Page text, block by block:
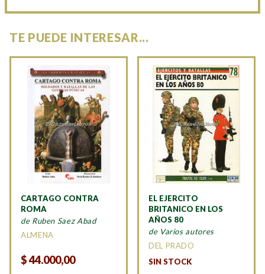
TE PUEDE INTERESAR...
CARTAGO CONTRA
ROMA
de Ruben Saez Abad
ALMENA
$44.000,00
EL EJERCITO
BRITANICO EN LOS
AÑOS 80
de Varios autores
DEL PRADO
SIN STOCK